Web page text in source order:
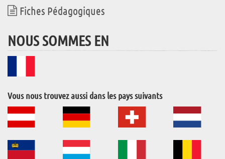
Fiches Pédagogiques
NOUS SOMMES EN
Vous nous trouvez aussi dans les pays suivants